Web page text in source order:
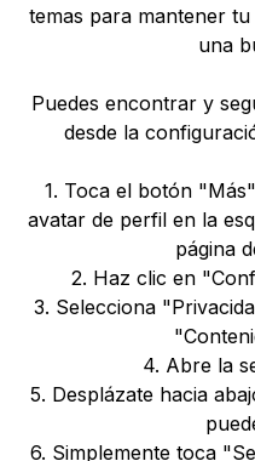
temas para mantener
una
Puedes encontrar y
desde la
1. Toca el botón
avatar de perfil en la
página
2. Haz clic en
3. Selecciona
4. Abre la
5. Desplázate hacia
6. Simplemente toca